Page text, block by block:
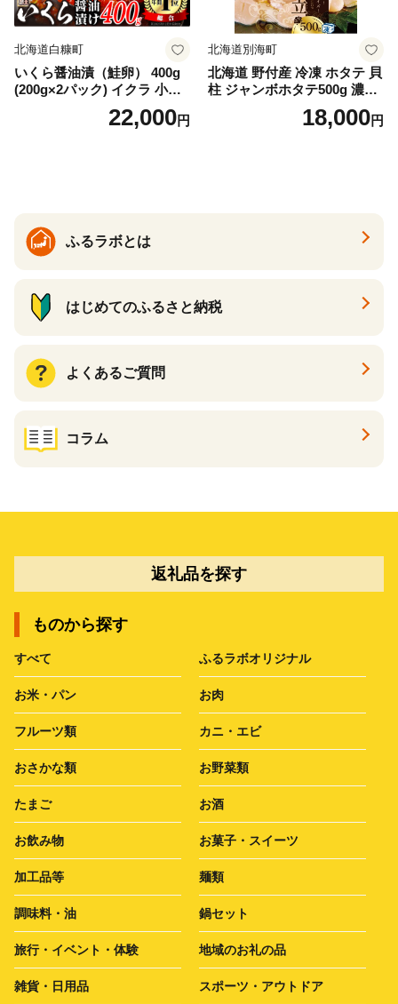
北海道白糠町
いくら醤油漬（鮭卵） 400g
(200g×2パック) イクラ 小分
け いくら醤油漬 鮭いくら い
くら醤油漬け 鮭 鮭卵 ikura
22,000円
北海道別海町
北海道 野付産 冷凍 ホタテ 貝
柱 ジャンボホタテ500g 濃厚
な旨味と甘み （ほたて ホタ
テ 帆立 貝柱 ホタテ貝柱 大玉
18,000円
ふるラボとは
はじめてのふるさと納税
よくあるご質問
コラム
返礼品を探す
ものから探す
すべて ふるラボオリジナル
お米・パン お肉
フルーツ類 カニ・エビ
おさかな類 お野菜類
たまご お酒
お飲み物 お菓子・スイーツ
加工品等 麺類
調味料・油 鍋セット
旅行・イベント・体験 地域のお礼の品
雑貨・日用品 スポーツ・アウトドア